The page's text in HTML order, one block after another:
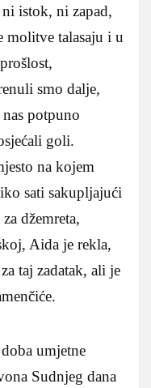
istok, ni zapad,
molitve talasaju i u
smo dalje,
potpuno
goli.
na kojem
sati sakupljajući
džemreta,
Aida je rekla,
taj zadatak, ali je
umjetne
Sudnjeg dana